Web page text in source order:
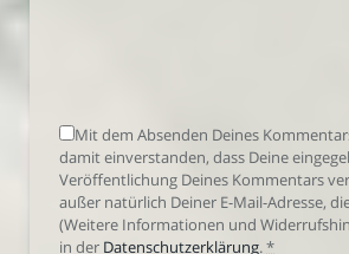
Mit dem Absenden Deines
damit einverstanden, dass Deine
Veröffentlichung Deines Kommentars
außer natürlich Deiner E-Mail-Adresse,
(Weitere Informationen und
in der Datenschutzerklärung.*